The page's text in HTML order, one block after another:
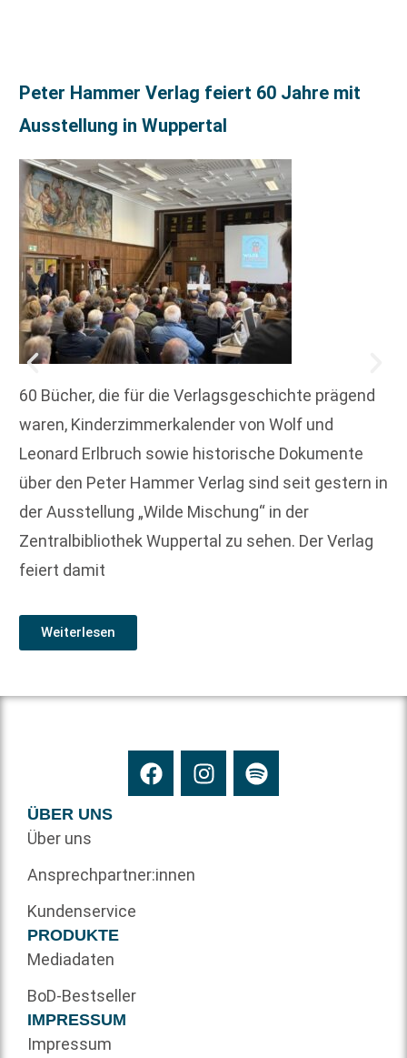
Peter Hammer Verlag feiert 60 Jahre mit
Ausstellung in Wuppertal
60 Bücher, die für die Verlagsgeschichte prägend
waren, Kinderzimmerkalender von Wolf und
Leonard Erlbruch sowie historische Dokumente
über den Peter Hammer Verlag sind seit gestern in
der Ausstellung „Wilde Mischung“ in der
Zentralbibliothek Wuppertal zu sehen. Der Verlag
feiert damit
Weiterlesen
ÜBER UNS
Über uns
Ansprechpartner:innen
Kundenservice
PRODUKTE
Mediadaten
BoD-Bestseller
IMPRESSUM
Impressum